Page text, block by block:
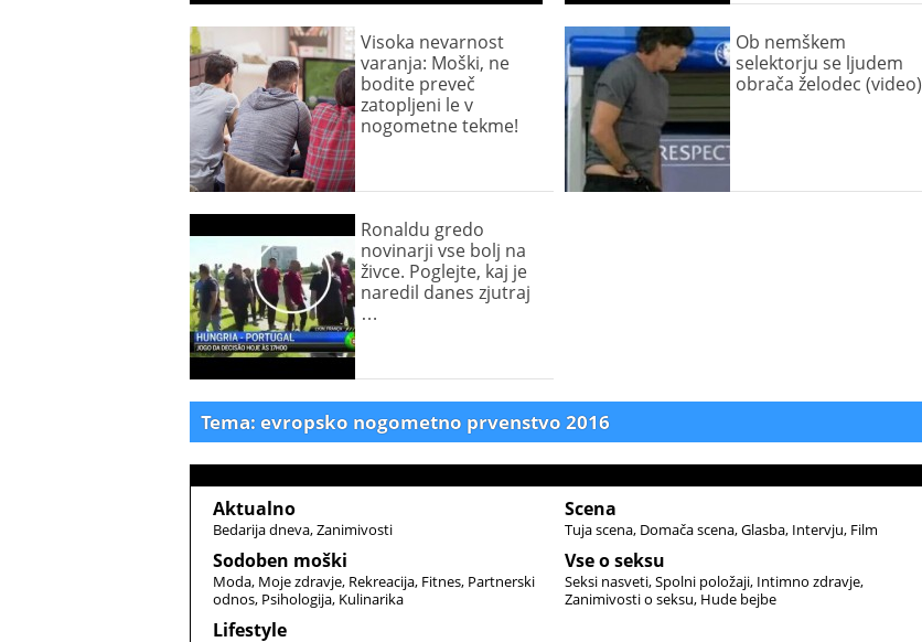
Visoka nevarnost
varanja: Moški, ne
bodite preveč
zatopljeni le v
nogometne tekme!
Ob nemškem
selektorju se ljudem
obrača želodec (video)
Ronaldu gredo
novinarji vse bolj na
živce. Poglejte, kaj je
naredil danes zjutraj
…
Tema: evropsko nogometno prvenstvo 2016
Aktualno
Bedarija dneva Zanimivosti
Sodoben moški
Moda Moje zdravje Rekreacija Fitnes Partnerski
odnos Psihologija Kulinarika
Lifestyle
Scena
Tuja scena Domača scena Glasba Intervju Film
Vse o seksu
Seksi nasveti Spolni položaji Intimno zdravje
Zanimivosti o seksu Hude bejbe